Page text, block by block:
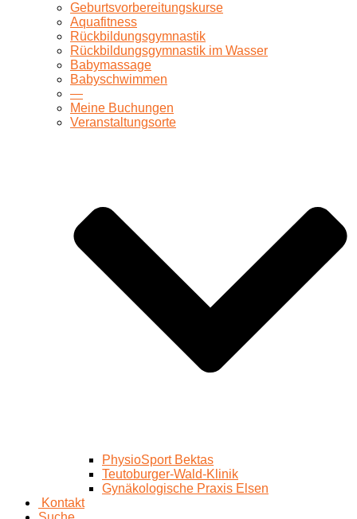
Geburtsvorbereitungskurse
Aquafitness
Rückbildungsgymnastik
Rückbildungsgymnastik im Wasser
Babymassage
Babyschwimmen
—
Meine Buchungen
Veranstaltungsorte
PhysioSport Bektas
Teutoburger-Wald-Klinik
Gynäkologische Praxis Elsen
Kontakt